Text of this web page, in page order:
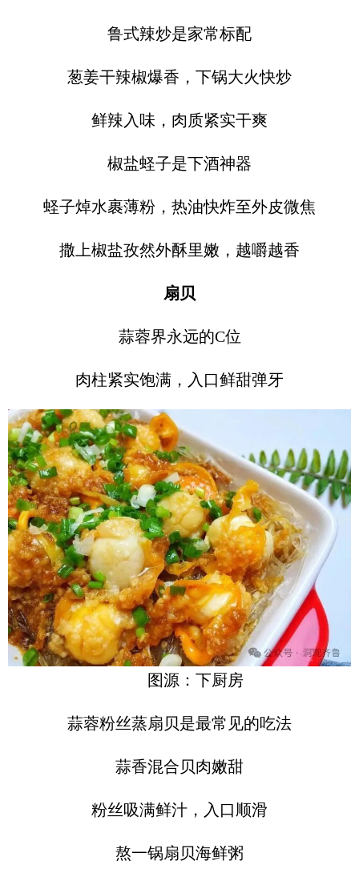
鲁式辣炒是家常标配
葱姜干辣椒爆香，下锅大火快炒
鲜辣入味，肉质紧实干爽
椒盐蛏子是下酒神器
蛏子焯水裹薄粉，热油快炸至外皮微焦
撒上椒盐孜然外酥里嫩，越嚼越香
扇贝
蒜蓉界永远的C位
肉柱紧实饱满，入口鲜甜弹牙
图源：下厨房
蒜蓉粉丝蒸扇贝是最常见的吃法
蒜香混合贝肉嫩甜
粉丝吸满鲜汁，入口顺滑
熬一锅扇贝海鲜粥